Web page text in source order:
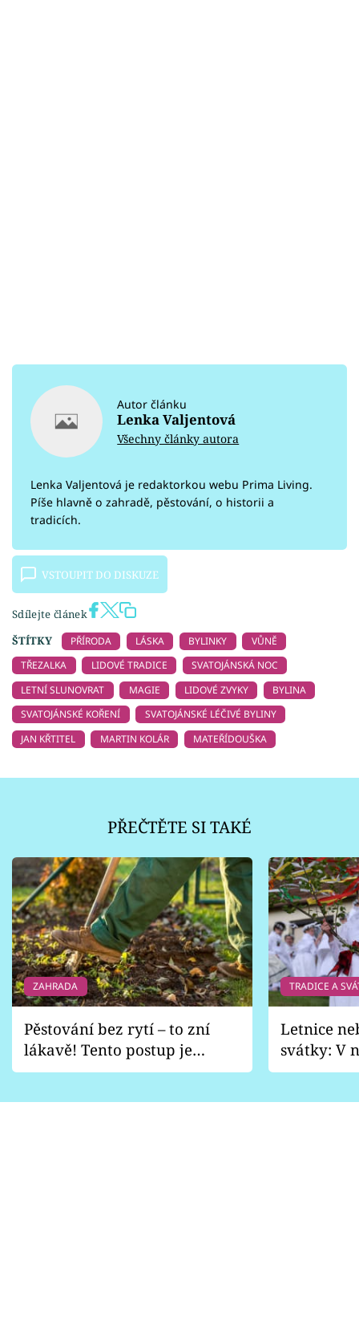
Autor článku
Lenka Valjentová
Všechny články autora
Lenka Valjentová je redaktorkou webu Prima Living.
Píše hlavně o zahradě, pěstování, o historii a
tradicích.
VSTOUPIT DO DISKUZE
Sdílejte článek
ŠTÍTKY
PŘÍRODA LÁSKA BYLINKY
VŮNĚ
TŘEZALKA
LIDOVÉ TRADICE
SVATOJÁNSKÁ NOC
LETNÍ SLUNOVRAT
MAGIE LIDOVÉ ZVYKY
BYLINA
SVATOJÁNSKÉ KOŘENÍ
SVATOJÁNSKÉ LÉČIVÉ BYLINY
JAN KŘTITEL
MARTIN KOLÁR MATEŘÍDOUŠKA
PŘEČTĚTE SI TAKÉ
ZAHRADA
Pěstování bez rytí – to zní
lákavě! Tento postup je
vhodný jen pro některé
TRADICE A
Letnice
svátky: V
pondělí